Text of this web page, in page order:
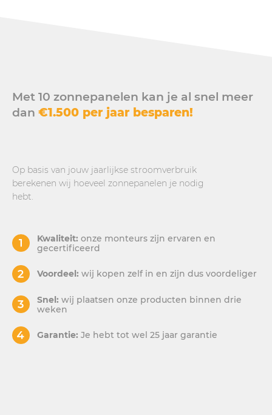
Met 10 zonnepanelen kan je al snel meer
dan €1.500 per jaar besparen!
Op basis van jouw jaarlijkse stroomverbruik
berekenen wij hoeveel zonnepanelen je nodig
hebt.
Kwaliteit: onze monteurs zijn ervaren en
gecertificeerd
Voordeel: wij kopen zelf in en zijn dus voordeliger
Snel: wij plaatsen onze producten binnen drie
weken
Garantie: Je hebt tot wel 25 jaar garantie